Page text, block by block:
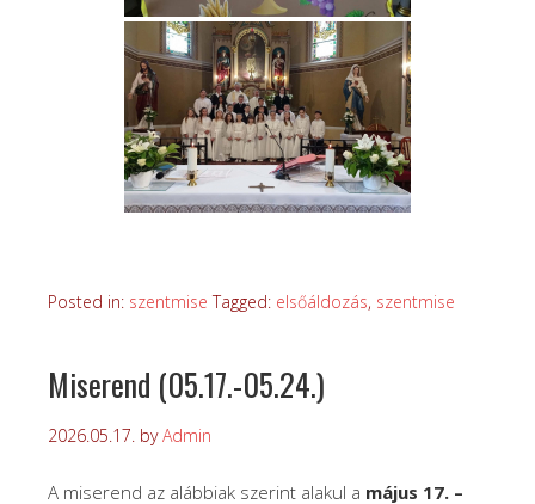
Posted in: szentmise Tagged: elsőáldozás, szentmise
Miserend (05.17.-05.24.)
2026.05.17. byAdmin
A miserend az alábbiak szerint alakul a május 17. –